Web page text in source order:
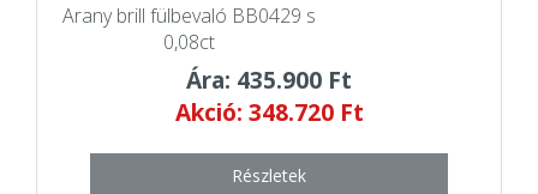
Arany brill fülbevaló BB0429 s
0,08ct
Ára: 435.900 Ft
Akció: 348.720 Ft
Részletek